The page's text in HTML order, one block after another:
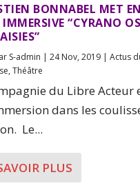
BONNABEL MET
IMMERSIVE “CYRANO
S-admin |24 Nov, 2019 |Actus
,Théâtre
du Libre Acteur
dans les
Le...
PLUS